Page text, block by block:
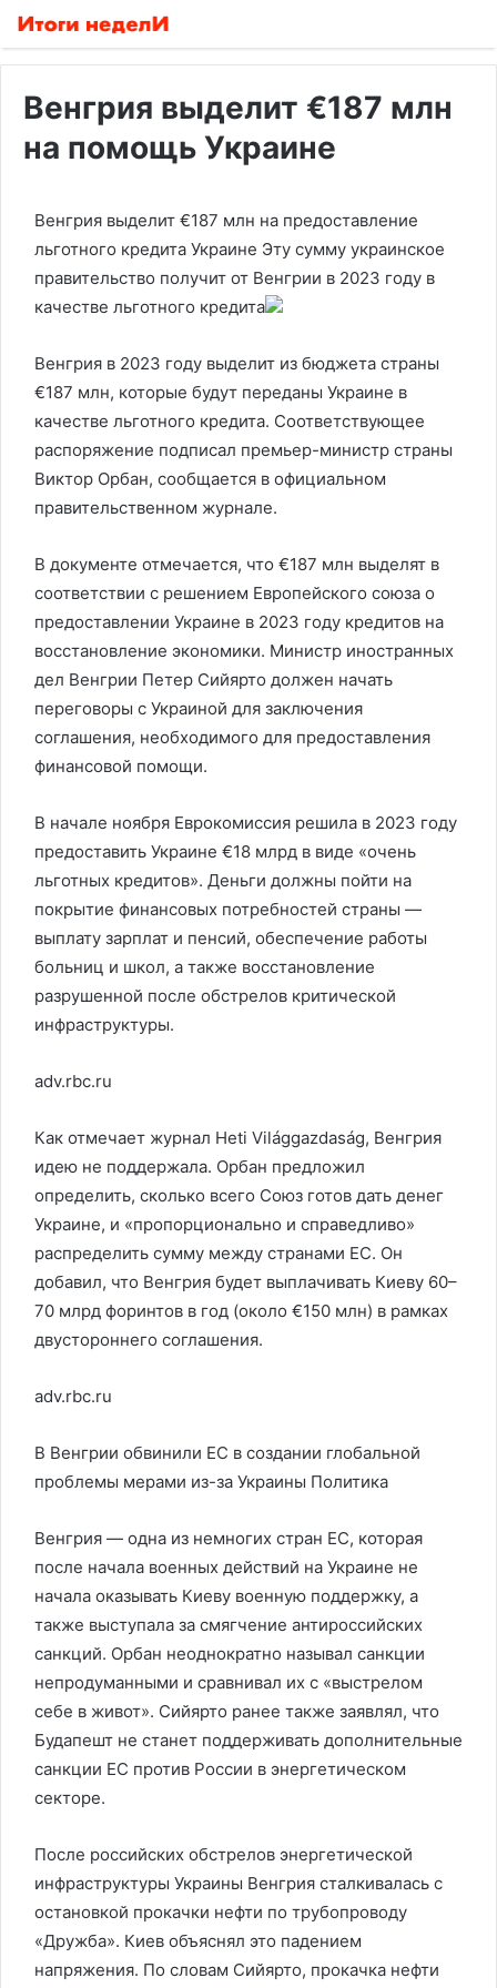
Венгрия выделит €187 млн
на помощь Украине
Венгрия выделит €187 млн на предоставление
льготного кредита Украине Эту сумму украинское
правительство получит от Венгрии в 2023 году в
качестве льготного кредита
Венгрия в 2023 году выделит из бюджета страны
€187 млн, которые будут переданы Украине в
качестве льготного кредита. Соответствующее
распоряжение подписал премьер-министр страны
Виктор Орбан, сообщается в официальном
правительственном журнале.
В документе отмечается, что €187 млн выделят в
соответствии с решением Европейского союза о
предоставлении Украине в 2023 году кредитов на
восстановление экономики. Министр иностранных
дел Венгрии Петер Сийярто должен начать
переговоры с Украиной для заключения
соглашения, необходимого для предоставления
финансовой помощи.
В начале ноября Еврокомиссия решила в 2023 году
предоставить Украине €18 млрд в виде «очень
льготных кредитов». Деньги должны пойти на
покрытие финансовых потребностей страны —
выплату зарплат и пенсий, обеспечение работы
больниц и школ, а также восстановление
разрушенной после обстрелов критической
инфраструктуры.
adv.rbc.ru
Как отмечает журнал Heti Világgazdaság, Венгрия
идею не поддержала. Орбан предложил
определить, сколько всего Союз готов дать денег
Украине, и «пропорционально и справедливо»
распределить сумму между странами ЕС. Он
добавил, что Венгрия будет выплачивать Киеву 60–
70 млрд форинтов в год (около €150 млн) в рамках
двустороннего соглашения.
adv.rbc.ru
В Венгрии обвинили ЕС в создании глобальной
проблемы мерами из-за Украины Политика
Венгрия — одна из немногих стран ЕС, которая
после начала военных действий на Украине не
начала оказывать Киеву военную поддержку, а
также выступала за смягчение антироссийских
санкций. Орбан неоднократно называл санкции
непродуманными и сравнивал их с «выстрелом
себе в живот». Сийярто ранее также заявлял, что
Будапешт не станет поддерживать дополнительные
санкции ЕС против России в энергетическом
секторе.
После российских обстрелов энергетической
инфраструктуры Украины Венгрия сталкивалась с
остановкой прокачки нефти по трубопроводу
«Дружба». Киев объяснял это падением
напряжения. По словам Сийярто, прокачка нефти